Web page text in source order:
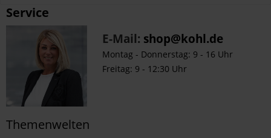
Service
E-Mail: shop@kohl.de
Montag - Donnerstag: 9 - 16 Uhr
Freitag: 9 - 12:30 Uhr
Themenwelten